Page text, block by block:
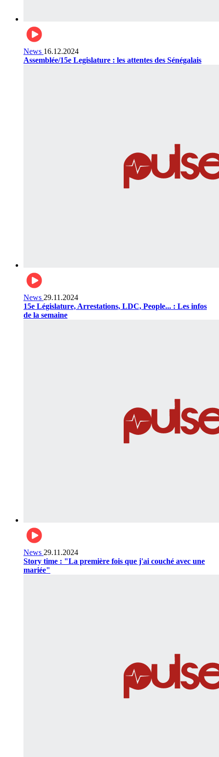
News 16.12.2024
Assemblée/15e Legislature : les attentes des Sénégalais
News 29.11.2024
15e Législature, Arrestations, LDC, People... : Les infos
de la semaine
News 29.11.2024
Story time : "La première fois que j'ai couché avec une
mariée"